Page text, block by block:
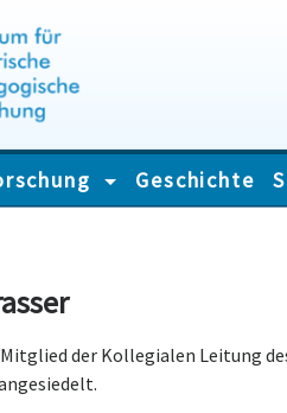
Geschichte
der Kollegialen Leitung